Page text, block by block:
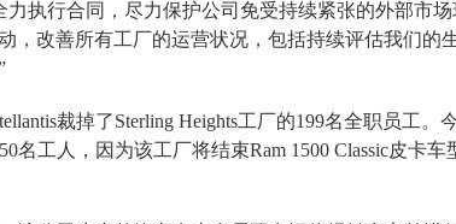
力执行合同，尽力保护公司免受持续紧张的外部市
，改善所有工厂的运营状况，包括持续评估我们的
裁掉了Sterling Heights工厂的199名全职员工。
名工人，因为该工厂将结束Ram 1500 Classic皮卡